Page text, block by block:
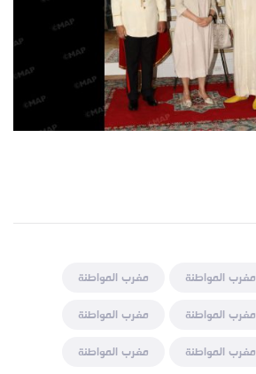
مغرب المواطنة
مغرب المواطنة
مغرب المواطنة
مغرب المواطنة
مغرب المواطنة
مغرب المواطنة